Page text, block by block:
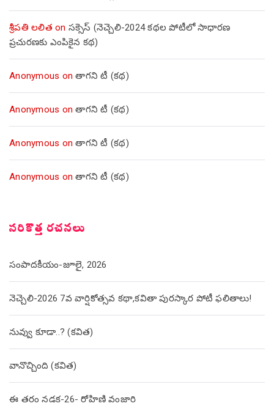
శ్రీపతి లలిత on సక్సెస్ (నెచ్చెలి-2024 కథల పోటీలో సాధారణ
ప్రచురణకు ఎంపికైన కథ)
Anonymous onతాగని టీ (కథ)
Anonymous onతాగని టీ (కథ)
Anonymous onతాగని టీ (కథ)
Anonymous onతాగని టీ (కథ)
సరికొత్త రచనలు
సంపాదకీయం-జూలై, 2026
నెచ్చెలి-2026 7వ వార్షికోత్సవ కథా,కవితా పురస్కార పోటీ ఫలితాలు!
నువ్వు కూడా..? (కవిత)
వానొచ్చింది (కవిత)
ఈ తరం నడక-26- రోహిణి వంజారి